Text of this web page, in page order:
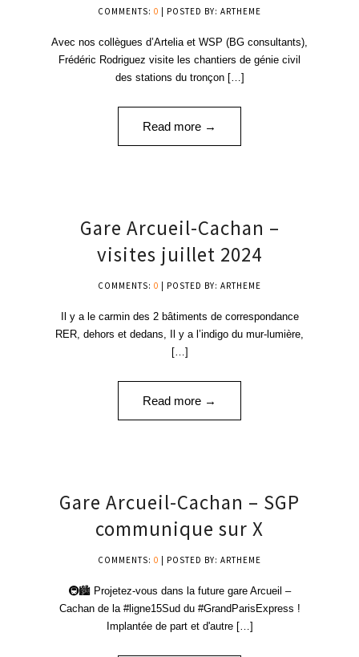
COMMENTS: 0 | POSTED BY: ARTHEME
Avec nos collègues d’Artelia et WSP (BG consultants),
Frédéric Rodriguez visite les chantiers de génie civil
des stations du tronçon […]
Read more →
Gare Arcueil-Cachan –
visites juillet 2024
COMMENTS: 0 | POSTED BY: ARTHEME
Il y a le carmin des 2 bâtiments de correspondance
RER, dehors et dedans, Il y a l’indigo du mur-lumière,
[…]
Read more →
25
Gare Arcueil-Cachan – SGP
communique sur X
COMMENTS: 0 | POSTED BY: ARTHEME
🚇🏙️ Projetez-vous dans la future gare Arcueil –
Cachan de la #ligne15Sud du #GrandParisExpress !
Implantée de part et d'autre […]